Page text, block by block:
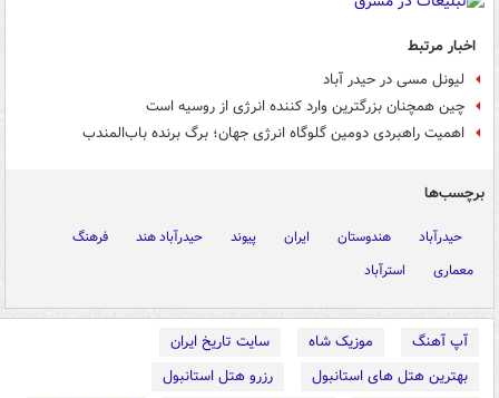
اخبار مرتبط
لیونل مسی در حیدر آباد
چین همچنان بزرگترین وارد کننده انرژی از روسیه است
اهمیت راهبردی دومین گلوگاه انرژی جهان؛ برگ برنده باب‌المندب
برچسب‌ها
حیدرآباد هندوستان ایران پیوند حیدرآباد هند
فرهنگ
معماری
استرآباد
آپ آهنگ موزیک شاه
سایت تاریخ ایران
بهترین هتل های استانبول
رزرو هتل استانبول